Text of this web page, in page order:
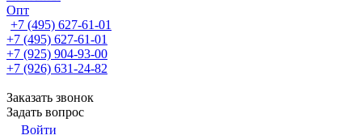
Опт
+7 (495) 627-61-01
+7 (495) 627-61-01
+7 (925) 904-93-00
+7 (926) 631-24-82
Заказать звонок
Задать вопрос
Войти